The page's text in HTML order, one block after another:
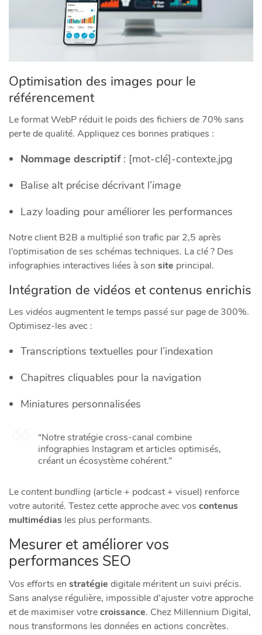
Optimisation des images pour le
référencement
Le format WebP réduit le poids des fichiers de 70% sans
perte de qualité. Appliquez ces bonnes pratiques :
Nommage descriptif: [mot-clé]-contexte.jpg
Balise alt précise décrivant l’image
Lazy loading pour améliorer les performances
Notre client B2B a multiplié son trafic par 2,5 après
l’optimisation de ses schémas techniques. La clé ? Des
infographies interactives liées à son site principal.
Intégration de vidéos et contenus enrichis
Les vidéos augmentent le temps passé sur page de 300%.
Optimisez-les avec :
Transcriptions textuelles pour l’indexation
Chapitres cliquables pour la navigation
Miniatures personnalisées
“Notre stratégie cross-canal combine
infographies Instagram et articles optimisés,
créant un écosystème cohérent.”
Lecontent bundling (article + podcast + visuel) renforce
votre autorité. Testez cette approche avec vos contenus
multimédias les plus performants.
Mesurer et améliorer vos
performances SEO
Vos efforts en stratégie digitale méritent un suivi précis.
Sans analyse régulière, impossible d’ajuster votre approche
et de maximiser votrecroissance. Chez Millennium Digital,
nous transformons les données en actions concrètes.